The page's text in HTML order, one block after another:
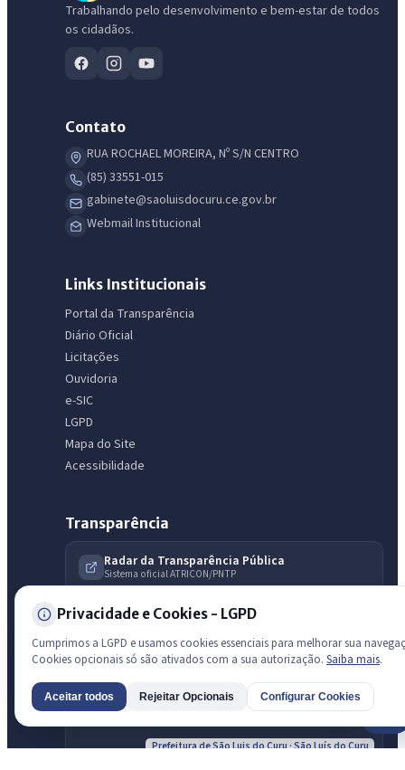
Trabalhando pelo desenvolvimento e bem-estar de todos
os cidadãos.
Contato
RUA ROCHAEL MOREIRA, Nº S/N CENTRO
(85) 33551-015
gabinete@saoluisdocuru.ce.gov.br
Webmail Institucional
Links Institucionais
Portal da Transparência
Diário Oficial
Licitações
Ouvidoria
e-SIC
LGPD
Mapa do Site
Acessibilidade
Transparência
Radar da Transparência Pública
Sistema oficial ATRICON/PNTP
Diagnóstico Atricon
Prefeitura de São Luis do Curu · São Luís do Curu
Privacidade e Cookies - LGPD
Cumprimos a LGPD e usamos cookies essenciais para melhorar sua
Cookies opcionais só são ativados com a sua autorização. Saiba mais.
Aceitar todos Rejeitar Opcionais Configurar Cookies
IntGest AI
licitações, estrutura ou transparência do município.
Licitações abertas